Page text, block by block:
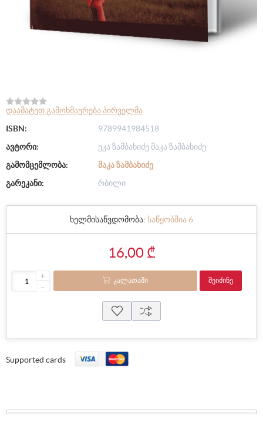
დაამატეთ გამოხმაურება პირველმა
ISBN:
9789941984518
ავტორი:
ეკა ზამბახიძე მაკა ზამბახიძე
გამომცემლობა:
ᲛᲐᲙᲐ ᲖᲐᲛᲑᲐᲮᲘᲫᲔ
გარეკანი:
რბილი
ხელმისაწვდომობა: საწყობშია 6
16,00 ₾
+
-
ᲙᲐᲚᲐᲗᲐᲨᲘ ᲨᲔᲘᲫᲘᲜᲔ
Supported cards